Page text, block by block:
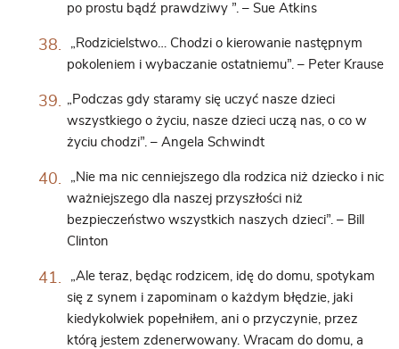
po prostu bądź prawdziwy ”. – Sue Atkins
„Rodzicielstwo… Chodzi o kierowanie następnym
pokoleniem i wybaczanie ostatniemu”. – Peter Krause
„Podczas gdy staramy się uczyć nasze dzieci
wszystkiego o życiu, nasze dzieci uczą nas, o co w
życiu chodzi”. – Angela Schwindt
„Nie ma nic cenniejszego dla rodzica niż dziecko i nic
ważniejszego dla naszej przyszłości niż
bezpieczeństwo wszystkich naszych dzieci”. – Bill
Clinton
„Ale teraz, będąc rodzicem, idę do domu, spotykam
się z synem i zapominam o każdym błędzie, jaki
kiedykolwiek popełniłem, ani o przyczynie, przez
którą jestem zdenerwowany. Wracam do domu, a